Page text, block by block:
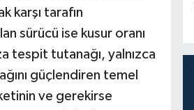
karşı tarafın
sürücü ise kusur oranı
tespit tutanağı, yalnızca
güçlendiren temel
ve gerekirse